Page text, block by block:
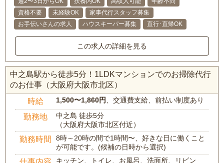
資格不要
未経験OK
家事代行スタッフ募集
お手伝いさんの求人
ハウスキーパー募集 直行･直帰OK
この求人の詳細を見る
中之島駅から徒歩5分！1LDKマンションでのお掃除代行
のお仕事（大阪府大阪市北区）
時給 1,500〜1,860円 、交通費支給、前払い制度あり
勤務地
中之島 徒歩5分
（大阪府大阪市北区付近）
勤務時間
8時～20時の間で1時間〜、好きな日に働くこと
が可能です。(候補の日時から選択)
キッチン、トイレ、お風呂、洗面所、リビン